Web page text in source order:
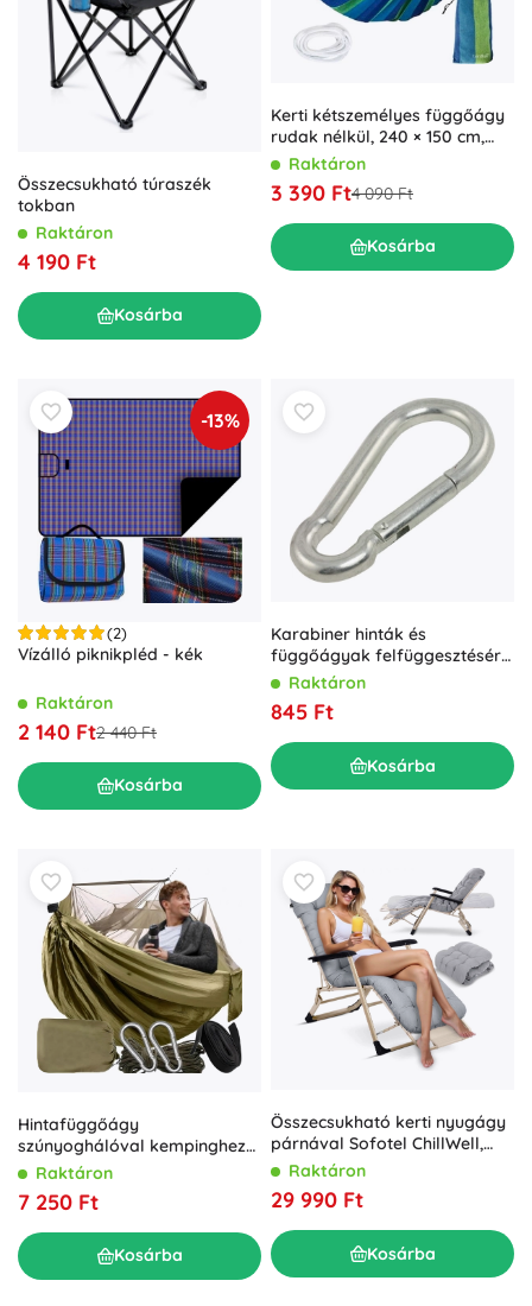
Összecsukható túraszék
tokban
Raktáron
4 190 Ft
Kosárba
Kerti kétszemélyes függőágy
rudak nélkül, 240 × 150 cm,
teherbírás 150 kg
Raktáron
3 390 Ft4 090 Ft
Kosárba
-13%
(2)
Vízálló piknikpléd - kék
Raktáron
2 140 Ft2 440 Ft
Kosárba
Karabiner hinták és
függőágyak felfüggesztésére,
maximum 200 kg-ig
Raktáron
845 Ft
Kosárba
Hintafüggőágy
szúnyoghálóval kempinghez
és kerthez, teherbírás 180 kg
Raktáron
7 250 Ft
Kosárba
Összecsukható kerti nyugágy
párnával Sofotel ChillWell,
világosszürke
Raktáron
29 990 Ft
Kosárba